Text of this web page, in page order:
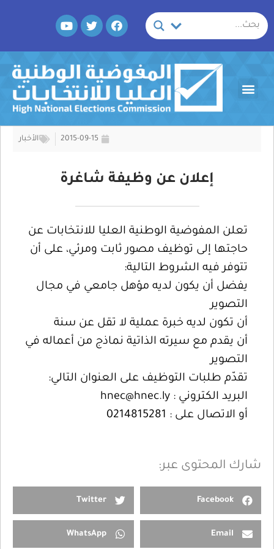
إلى
المحتوى
F
a
e
b
o
o
k
T
w
t
t
e
r
Y
o
t
b
e
Menu
2015-09-15 الأخبار
إعلان عن وظيفة شاغرة
تعلن المفوضية الوطنية العليا للانتخابات عن
حاجتها إلى توظيف مصور ثابت ومرئي، على أن
تتوفر فيه الشروط التالية:
يفضل أن يكون لديه مؤهل جامعي في مجال
التصوير
أن تكون لديه خبرة عملية لا تقل عن سنة
أن يقدم مع سيرته الذاتية نماذج من أعماله في
التصوير
تقدّم طلبات التوظيف على العنوان التالي:
البريد الكتروني : hnec@hnec.ly
أو الاتصال على : 0214815281
شارك المحتوى عبر:
Facebook
Twitter
Email
WhatsApp